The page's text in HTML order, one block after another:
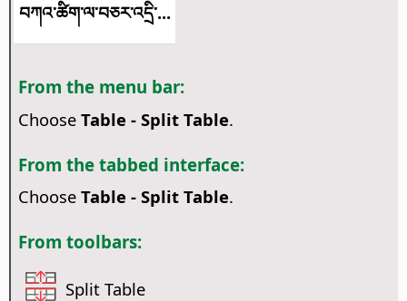
བཀའ་ཚིག་ལ་བཅར་འདྲི་...
From the menu bar:
Choose Table - Split Table.
From the tabbed interface:
Choose Table - Split Table.
From toolbars:
Split Table